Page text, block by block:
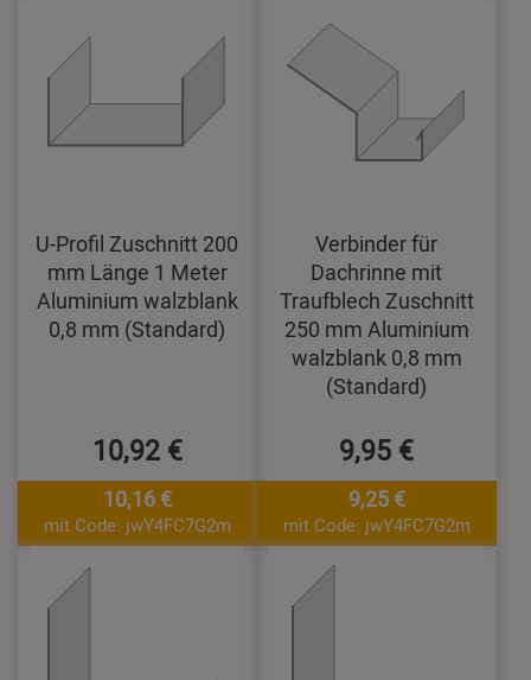
U-Profil Zuschnitt 200
mm Länge 1 Meter
Aluminium walzblank
0,8 mm (Standard)
10,92 €
10,16 €
mit Code: jwY4FC7G2m
Verbinder für
Dachrinne mit
Traufblech Zuschnitt
250 mm Aluminium
walzblank 0,8 mm
(Standard)
9,95 €
9,25 €
mit Code: jwY4FC7G2m